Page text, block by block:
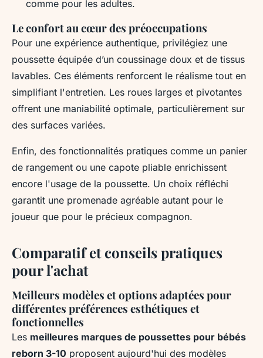
comme pour les adultes.
Le confort au cœur des préoccupations
Pour une expérience authentique, privilégiez une
poussette équipée d’un coussinage doux et de tissus
lavables. Ces éléments renforcent le réalisme tout en
simplifiant l'entretien. Les roues larges et pivotantes
offrent une maniabilité optimale, particulièrement sur
des surfaces variées.
Enfin, des fonctionnalités pratiques comme un panier
de rangement ou une capote pliable enrichissent
encore l'usage de la poussette. Un choix réfléchi
garantit une promenade agréable autant pour le
joueur que pour le précieux compagnon.
Comparatif et conseils pratiques
pour l'achat
Meilleurs modèles et options adaptées pour
différentes préférences esthétiques et
fonctionnelles
Les meilleures marques de poussettes pour bébés
reborn 3-10 proposent aujourd'hui des modèles